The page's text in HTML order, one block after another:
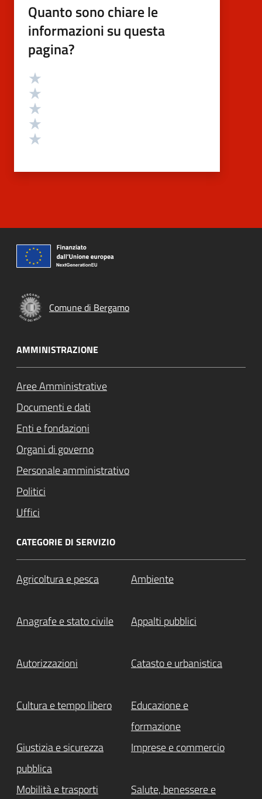
Quanto sono chiare le
informazioni su questa
pagina?
Valutazione
Comune di Bergamo
AMMINISTRAZIONE
Aree Amministrative
Documenti e dati
Enti e fondazioni
Organi di governo
Personale amministrativo
Politici
Uffici
CATEGORIE DI SERVIZIO
Agricoltura e pesca Ambiente
Anagrafe e stato civile Appalti pubblici
Autorizzazioni Catasto e urbanistica
Cultura e tempo libero
Educazione e
formazione
Giustizia e sicurezza
pubblica
Imprese e commercio
Mobilità e trasporti
Salute, benessere e